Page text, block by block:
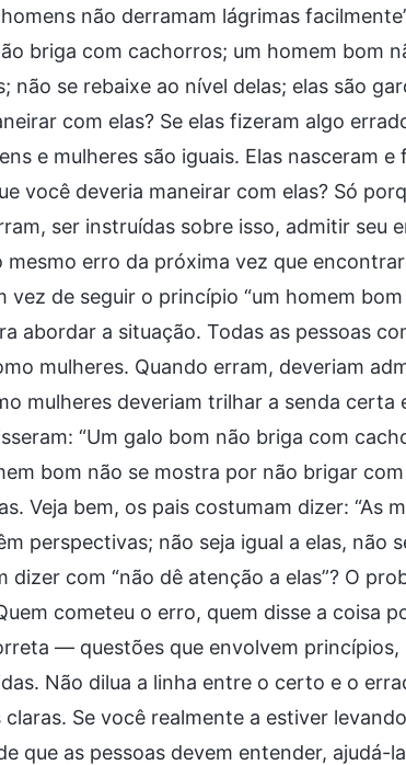
não derramam lágrimas
briga com cachorros; um homem bom
não se rebaixe ao nível delas; elas são
com elas? Se elas fizeram algo
e mulheres são iguais. Elas nasceram e
você deveria maneirar com elas? Só
ser instruídas sobre isso, admitir seu
erro da próxima vez que
vez de seguir o princípio “um homem
abordar a situação. Todas as pessoas
mulheres. Quando erram, deveriam
mulheres deveriam trilhar a senda certa
“Um galo bom não briga com
bom não se mostra por não brigar
Veja bem, os pais costumam dizer: “As
perspectivas; não seja igual a elas, não
dizer com “não dê atenção a elas”? O
cometeu o erro, quem disse a coisa
— questões que envolvem princípios,
Não dilua a linha entre o certo e o
Se você realmente a estiver
que as pessoas devem entender, ajudá-